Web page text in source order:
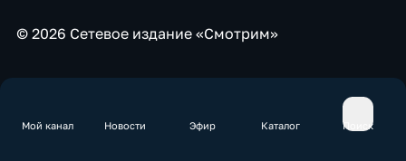
Мой канал Новости Эфир Каталог Поиск
© 2026 Сетевое издание «Смотрим»